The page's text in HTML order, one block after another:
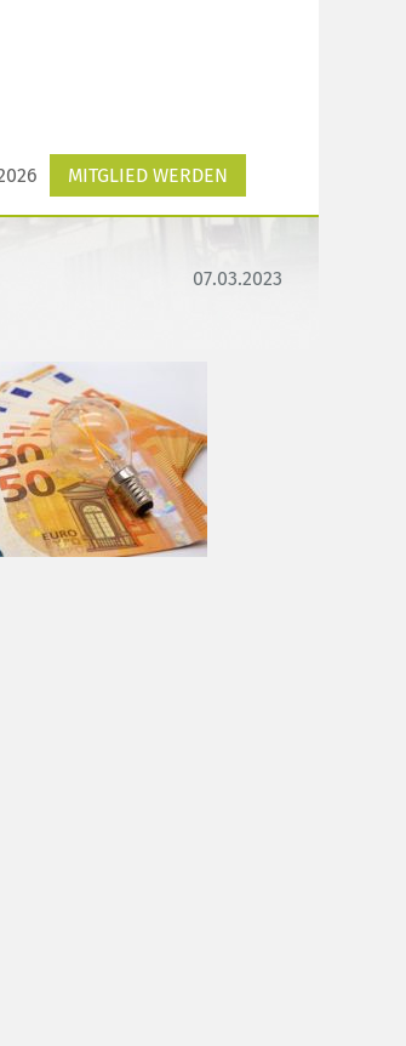
MITGLIED WERDEN
07.03.2023